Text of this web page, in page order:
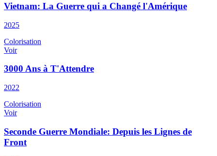
Vietnam: La Guerre qui a Changé l'Amérique
2025
Colorisation
Voir
3000 Ans à T'Attendre
2022
Colorisation
Voir
Seconde Guerre Mondiale: Depuis les Lignes de
Front